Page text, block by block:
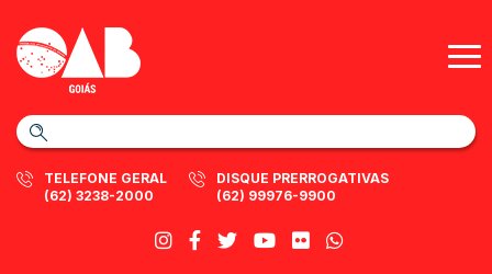
TELEFONE GERAL
(62) 3238-2000
DISQUE PRERROGATIVAS
(62) 99976-9900